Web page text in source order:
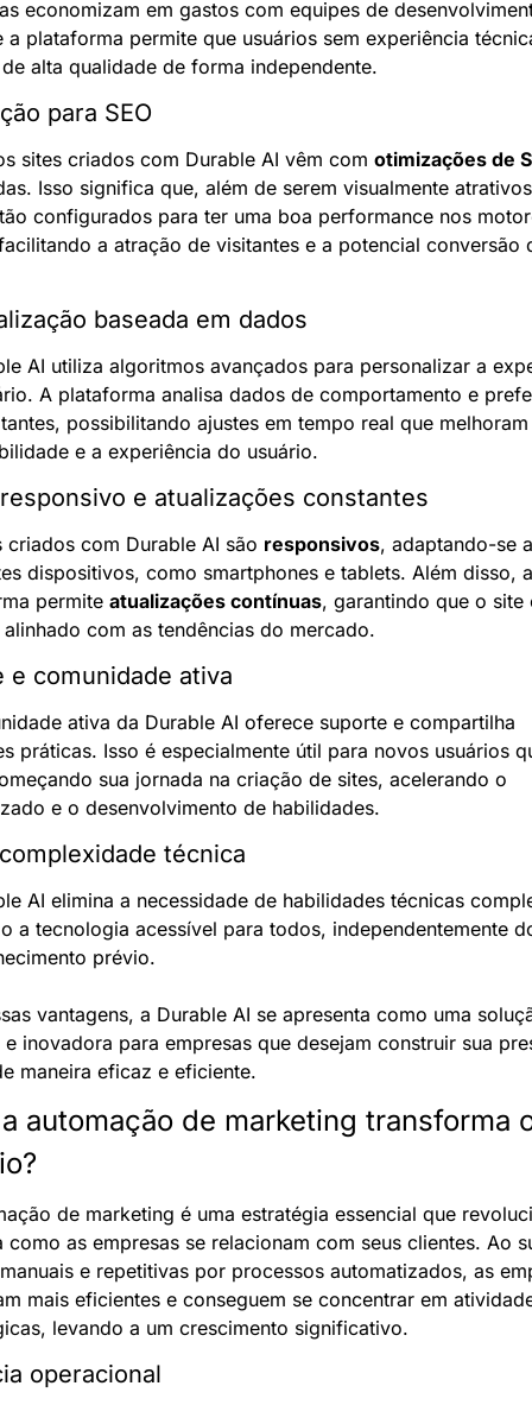
economizam em gastos com equipes de
a plataforma permite que usuários sem experiência
alta qualidade de forma independente.
para SEO
sites criados com Durable AI vêm com otimizações de
Isso significa que, além de serem visualmente
configurados para ter uma boa performance nos
a atração de visitantes e a potencial conversão
baseada em dados
AI utiliza algoritmos avançados para personalizar a
A plataforma analisa dados de comportamento e
possibilitando ajustes em tempo real que
e a experiência do usuário.
e atualizações constantes
criados com Durable AI são responsivos, adaptando-se a
dispositivos, como smartphones e tablets. Além disso, a
permite atualizações contínuas, garantindo que o site
com as tendências do mercado.
e comunidade ativa
ativa da Durable AI oferece suporte e compartilha
práticas. Isso é especialmente útil para novos usuários
sua jornada na criação de sites, acelerando o
e o desenvolvimento de habilidades.
técnica
AI elimina a necessidade de habilidades técnicas
a tecnologia acessível para todos, independentemente
prévio.
vantagens, a Durable AI se apresenta como uma
inovadora para empresas que desejam construir sua
maneira eficaz e eficiente.
automação de marketing transforma
de marketing é uma estratégia essencial que
como as empresas se relacionam com seus clientes. Ao
e repetitivas por processos automatizados, as
mais eficientes e conseguem se concentrar em
levando a um crescimento significativo.
operacional